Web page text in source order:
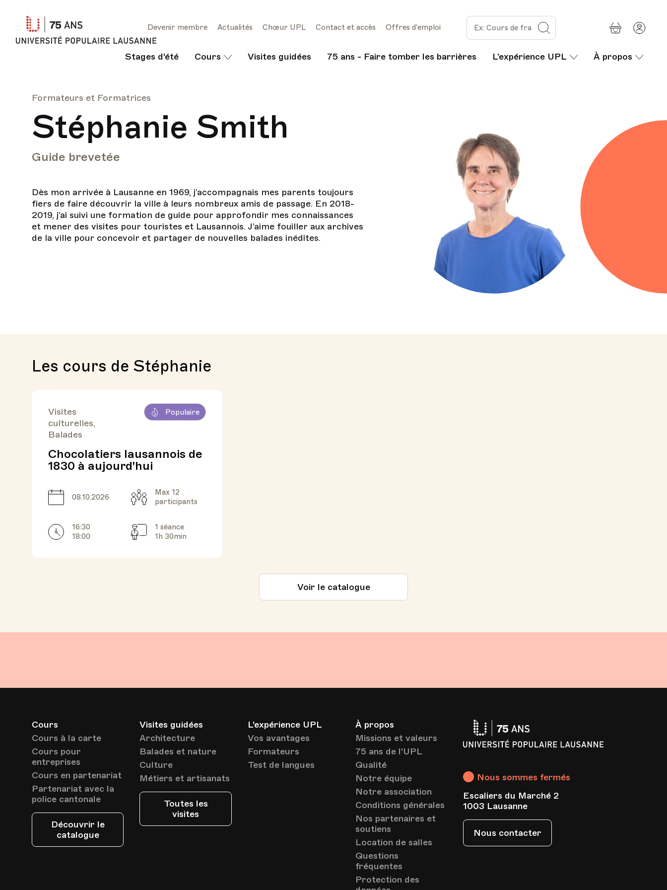
Université
Lausanne
Formateurs et Formatrices
Stéphanie Smith
Guide brevetée
Dès mon arrivée à Lausanne en 1969, j’accompagnais mes parents toujours
fiers de faire découvrir la ville à leurs nombreux amis de passage. En 2018-
2019, j’ai suivi une formation de guide pour approfondir mes connaissances
et mener des visites pour touristes et Lausannois. J’aime fouiller aux archives
de la ville pour concevoir et partager de nouvelles balades inédites.
Les cours de Stéphanie
Visites
culturelles,
Balades
Chocolatiers lausannois de
1830 à aujourd'hui
Populaire
Date
08.10.2026 Capacité
Max 12
participants
Horarires
16:30
18:00
Séances
1 séance
1h 30min
Voir le catalogue
Cours
Cours à la carte
Cours pour
entreprises
Cours en partenariat
Partenariat avec la
police cantonale
Découvrir le
catalogue
Visites guidées
Architecture
Balades et nature
Culture
Métiers et artisanats
Toutes les
visites
L'expérience UPL
Vos avantages
Formateurs
Test de langues
À propos
Missions et valeurs
75 ans de l'UPL
Qualité
Notre équipe
Notre association
Conditions générales
Nos partenaires et
soutiens
Location de salles
Questions
fréquentes
Protection des
Nous sommes fermés
Escaliers du Marché 2
1003 Lausanne
Nous contacter
Panier
Stages d'été Cours Visites guidées 75 ans - Faire tomber les barrières L’expérience UPL À propos
Devenir membre Actualités Chœur UPL Contact et accès Offres d'emploi